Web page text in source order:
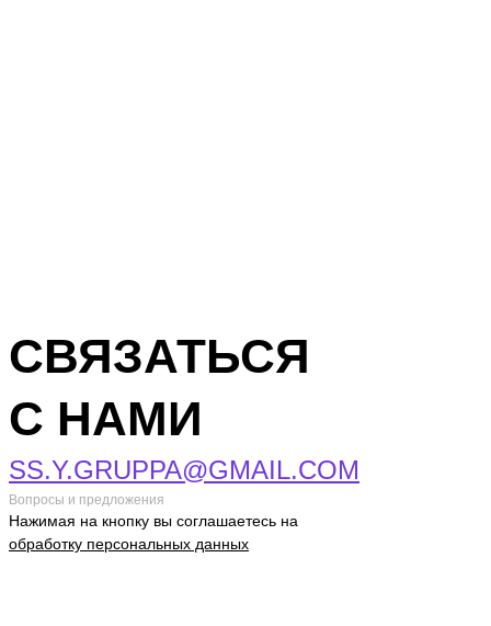
СВЯЗАТЬСЯ
С НАМИ
SS.Y.GRUPPA@GMAIL.COM
Вопросы и предложения
Нажимая на кнопку вы соглашаетесь на
обработку персональных данных